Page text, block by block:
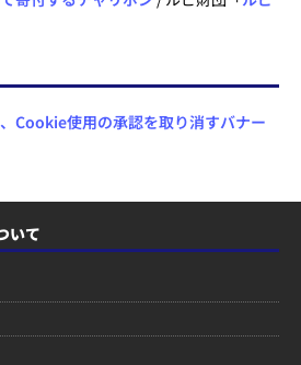
Cookie使用の承認を取り消すバナー
いて